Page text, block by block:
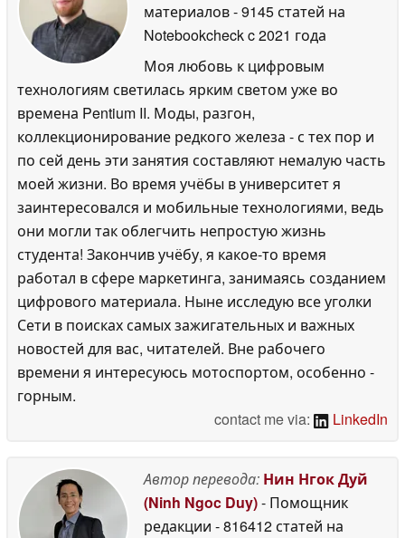
материалов- 9145 статей на
Notebookcheckc 2021 года
Моя любовь к цифровым
технологиям светилась ярким светом уже во
времена Pentium II. Моды, разгон,
коллекционирование редкого железа - с тех пор и
по сей день эти занятия составляют немалую часть
моей жизни. Во время учёбы в университет я
заинтересовался и мобильные технологиями, ведь
они могли так облегчить непростую жизнь
студента! Закончив учёбу, я какое-то время
работал в сфере маркетинга, занимаясь созданием
цифрового материала. Ныне исследую все уголки
Сети в поисках самых зажигательных и важных
новостей для вас, читателей. Вне рабочего
времени я интересуюсь мотоспортом, особенно -
горным.
contact me via:
LinkedIn
Автор перевода: Нин Нгок Дуй
(Ninh Ngoc Duy)- Помощник
редакции - 816412 статей на